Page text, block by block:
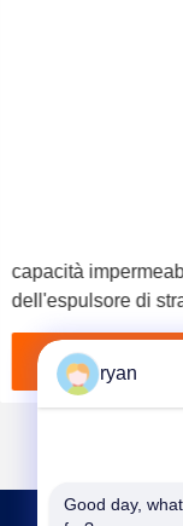
capacità
dell'espulsore di
dell'estrusione
Geomembrane
ryan
Good day,